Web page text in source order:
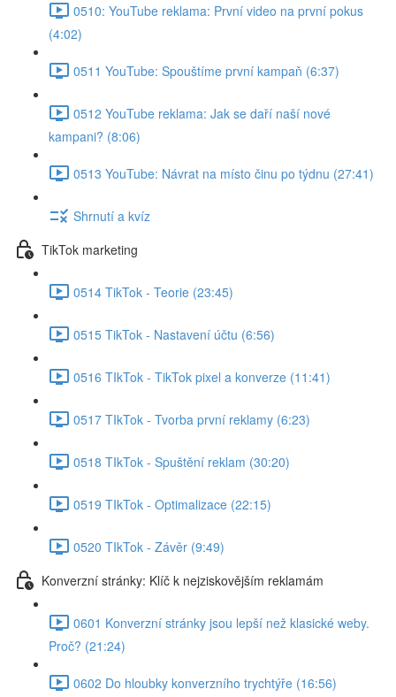
0510: YouTube reklama: První video na první pokus
(4:02)
0511 YouTube: Spouštíme první kampaň (6:37)
0512 YouTube reklama: Jak se daří naší nové
kampani? (8:06)
0513 YouTube: Návrat na místo činu po týdnu (27:41)
Shrnutí a kvíz
TikTok marketing
0514 TikTok - Teorie (23:45)
0515 TikTok - Nastavení účtu (6:56)
0516 TIkTok - TikTok pixel a konverze (11:41)
0517 TIkTok - Tvorba první reklamy (6:23)
0518 TIkTok - Spuštění reklam (30:20)
0519 TIkTok - Optimalizace (22:15)
0520 TIkTok - Závěr (9:49)
Konverzní stránky: Klíč k nejziskovějším reklamám
0601 Konverzní stránky jsou lepší než klasické weby.
Proč? (21:24)
0602 Do hloubky konverzního trychtýře (16:56)